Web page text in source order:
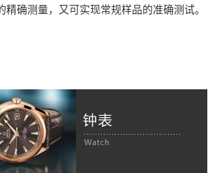
确测量，又可实现常规样品的准确测试。